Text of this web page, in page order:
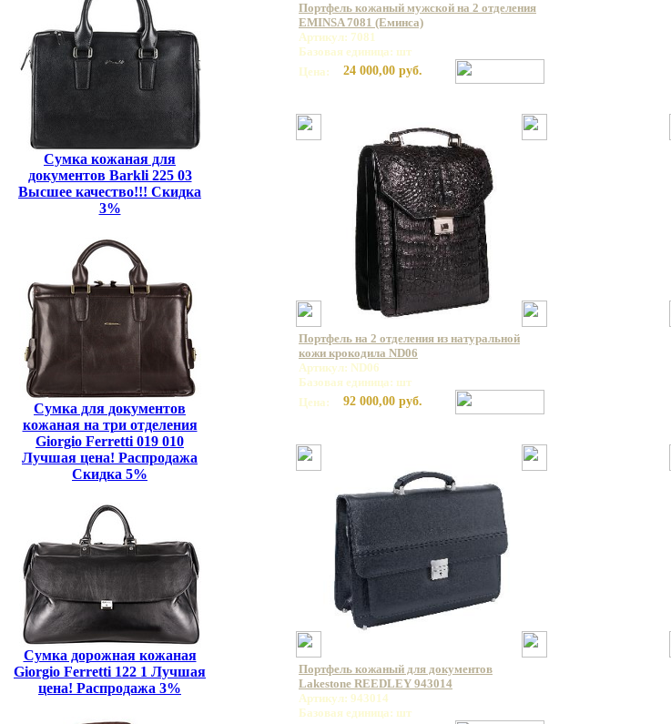
Сумка кожаная для
документов Barkli 225 03
Высшее качество!!! Скидка
3%
Сумка для документов
кожаная на три отделения
Giorgio Ferretti 019 010
Лучшая цена! Распродажа
Скидка 5%
Сумка дорожная кожаная
Giorgio Ferretti 122 1 Лучшая
цена! Распродажа 3%
Портфель кожаный мужской на 2 отделения
EMINSA 7081 (Еминса)
Артикул: 7081
Базовая единица: шт
Цена:
24 000,00 руб.
Портфель на 2 отделения из натуральной
кожи крокодила ND06
Артикул: ND06
Базовая единица: шт
Цена:
92 000,00 руб.
Портфель кожаный для документов
Lakestone REEDLEY 943014
Артикул: 943014
Базовая единица: шт